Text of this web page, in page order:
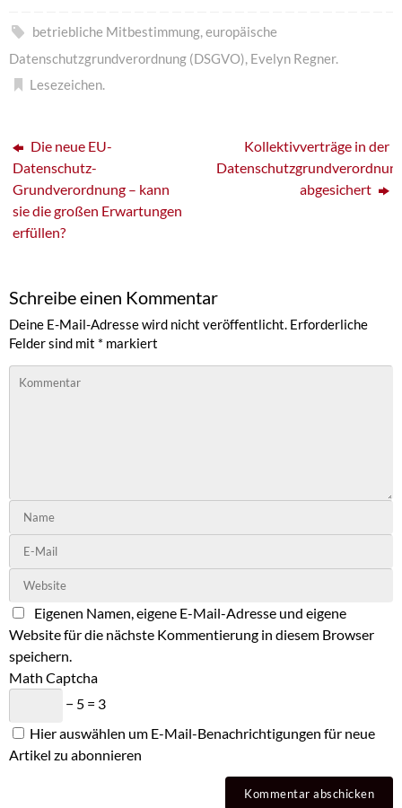
betriebliche Mitbestimmung,europäische
Datenschutzgrundverordnung (DSGVO), Evelyn Regner.
Lesezeichen.
Die neue EU-
Datenschutz-
Grundverordnung – kann
sie die großen Erwartungen
erfüllen?
Kollektivverträge in der
abgesichert
Schreibe einen Kommentar
Deine E-Mail-Adresse wird nicht veröffentlicht. Erforderliche
Felder sind mit * markiert
Eigenen Namen, eigene E-Mail-Adresse und eigene
Website für die nächste Kommentierung in diesem Browser
speichern.
Math Captcha
− 5 = 3
Hier auswählen um E-Mail-Benachrichtigungen für neue
Artikel zu abonnieren